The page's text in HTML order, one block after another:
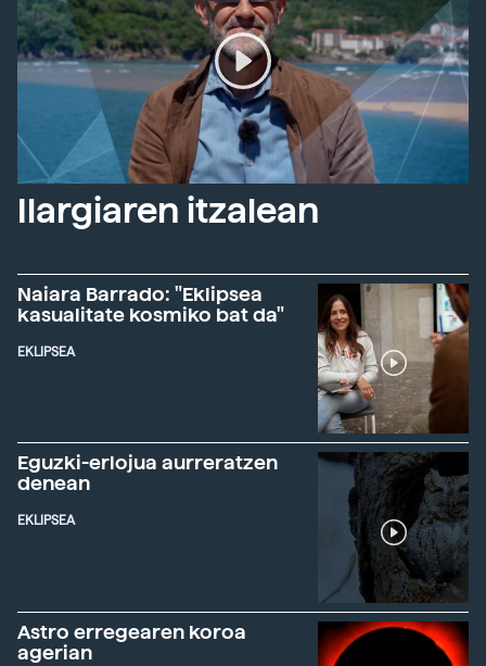
Ilargiaren itzalean
Naiara Barrado: "Eklipsea
kasualitate kosmiko bat da"
EKLIPSEA
Eguzki-erlojua aurreratzen
denean
EKLIPSEA
Astro erregearen koroa
agerian